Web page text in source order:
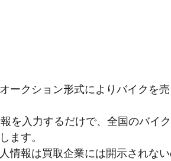
ークション形式によりバイクを
を入力するだけで、全国のバイ
ます。
情報は買取企業には開示されない